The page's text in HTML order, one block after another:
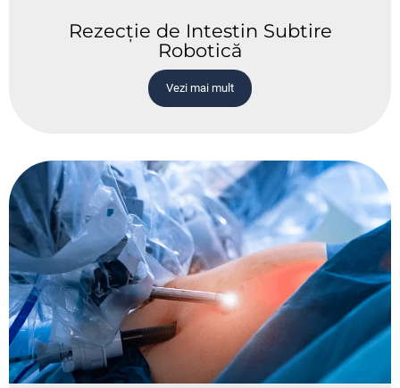
Rezecție de Intestin Subtire
Robotică
Vezi mai mult